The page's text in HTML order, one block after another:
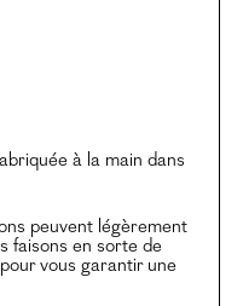
à la main dans
peuvent légèrement
faisons en sorte de
vous garantir une